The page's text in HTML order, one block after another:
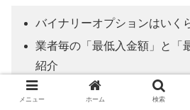
バイナリーオプションはいく
業者毎の「最低入金額」と「
紹介
バイナリーオプション初心者
メニュー ホーム 検索